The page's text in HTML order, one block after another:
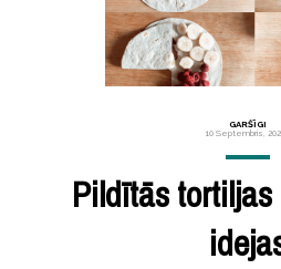
GARŠĪGI
10 Septembris,
Pildītās